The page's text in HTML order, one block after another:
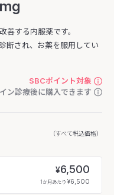
善する内服薬です。
断され、お薬を服用してい
SBCポイント対象
ン診療後に購入できます
（すべて税込価格）
¥6,500
1か月あたり ¥6,500